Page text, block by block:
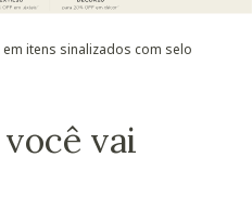
itens sinalizados com selo
vai